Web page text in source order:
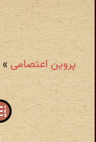
پروین اعتصامی»